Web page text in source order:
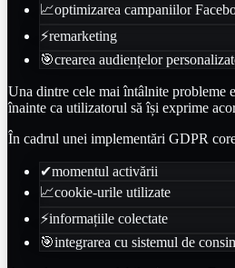
📈optimizarea campaniilor
⚡remarketing
🎯crearea audiențelor
Una dintre cele mai întâlnite probleme
înainte ca utilizatorul să își exprime
În cadrul unei implementări GDPR
✔momentul activării
📈cookie-urile utilizate
⚡informațiile colectate
🎯integrarea cu sistemul de